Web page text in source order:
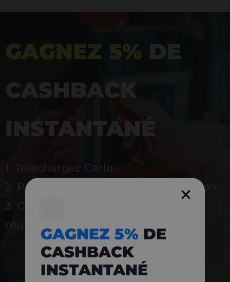
GAGNEZ 5% DE
CASHBACK
INSTANTANÉ
1. Téléchargez Carlo
2. Payez en magasin avec l’application
3. Gagnez instantanément 5 % à
réutiliserGAGNEZ 5% DE
CASHBACK
INSTANTANÉ